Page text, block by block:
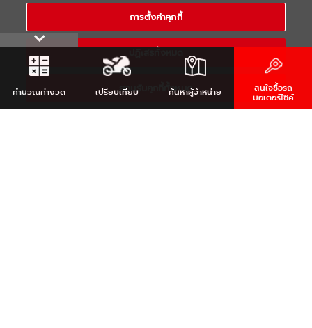
COPYRIGHT 2021 THAI YAMAHA MOTOR CO.,LTD. ALL RIGHTS
RESERVED
คำนวณค่างวด เปรียบเทียบ ค้นหาผู้จำหน่าย สนใจซื้อรถ
มอเตอร์ไซค์
การตั้งค่าคุกกี้
ยอมรับคุกกี้ทั้งหมด